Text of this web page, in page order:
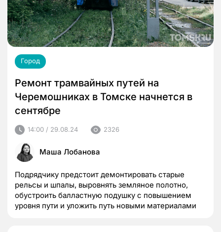
Город
Ремонт трамвайных путей на
Черемошниках в Томске начнется в
сентябре
14:00 / 29.08.24 2326
Маша Лобанова
Подрядчику предстоит демонтировать старые
рельсы и шпалы, выровнять земляное полотно,
обустроить балластную подушку с повышением
уровня пути и уложить путь новыми материалами